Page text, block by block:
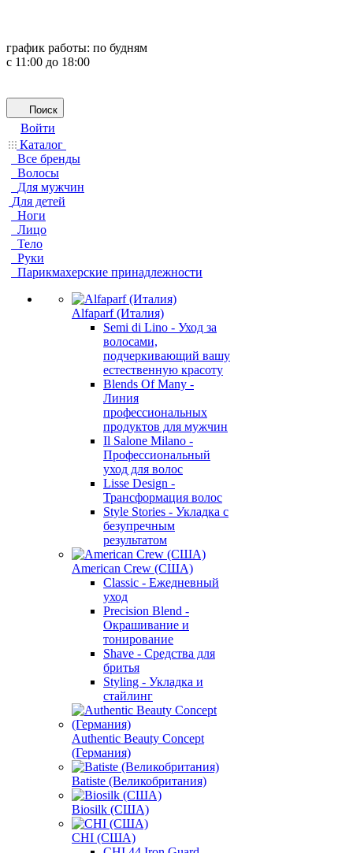
график работы: по будням
с 11:00 до 18:00
Поиск
Войти
Каталог
Все бренды
Волосы
Для мужчин
Для детей
Ноги
Лицо
Тело
Руки
Парикмахерские принадлежности
Alfaparf (Италия)
Semi di Lino - Уход за
волосами,
подчеркивающий вашу
естественную красоту
Blends Of Many -
Линия
профессиональных
продуктов для мужчин
Il Salone Milano -
Профессиональный
уход для волос
Lisse Design -
Трансформация волос
Style Stories - Укладка с
безупречным
результатом
American Crew (США)
Classic - Ежедневный
уход
Precision Blend -
Окрашивание и
тонирование
Shave - Средства для
бритья
Styling - Укладка и
стайлинг
Authentic Beauty Concept
(Германия)
Batiste (Великобритания)
Biosilk (США)
CHI (США)